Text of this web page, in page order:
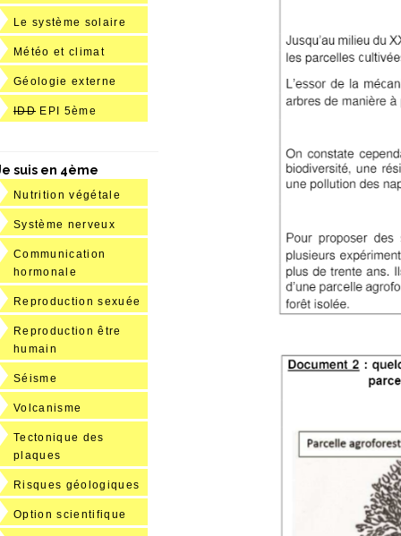
Le système solaire
Météo et climat
Géologie externe
IDD EPI 5ème
suis en 4ème
Nutrition végétale
Système nerveux
Communication
hormonale
Reproduction sexuée
Reproduction être
humain
Séisme
Volcanisme
Tectonique des
plaques
Risques géologiques
Option scientifique